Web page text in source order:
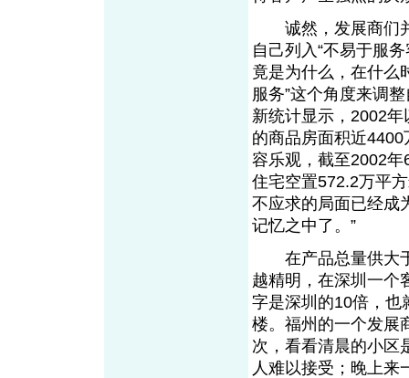
诚然，发展商们并
自己列入“不易于服
竟是为什么，在什么
服务”这个角度来调
新统计显示，2002
的商品房面积近
容乐观，截至2002
住宅空置572.2万平
不应求的局面已经成
记忆之中了。”
在产品总量供大于
越精明，在深圳一个
字是深圳的10倍，也
楼。福州的一个发展
次，看看清晨的小区
人难以接受；晚上来